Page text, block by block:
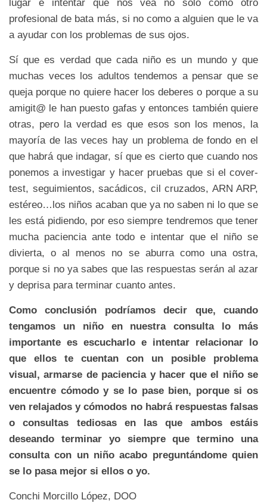
lugar e intentar que nos vea no solo como otro
profesional de bata más, si no como a alguien que le va
a ayudar con los problemas de sus ojos.
Sí que es verdad que cada niño es un mundo y que
muchas veces los adultos tendemos a pensar que se
queja porque no quiere hacer los deberes o porque a su
amigit@ le han puesto gafas y entonces también quiere
otras, pero la verdad es que esos son los menos, la
mayoría de las veces hay un problema de fondo en el
que habrá que indagar, sí que es cierto que cuando nos
ponemos a investigar y hacer pruebas que si el cover-
test, seguimientos, sacádicos, cil cruzados, ARN ARP,
estéreo…los niños acaban que ya no saben ni lo que se
les está pidiendo, por eso siempre tendremos que tener
mucha paciencia ante todo e intentar que el niño se
divierta, o al menos no se aburra como una ostra,
porque si no ya sabes que las respuestas serán al azar
y deprisa para terminar cuanto antes.
Como conclusión podríamos decir que, cuando
tengamos un niño en nuestra consulta lo más
importante es escucharlo e intentar relacionar lo
que ellos te cuentan con un posible problema
visual, armarse de paciencia y hacer que el niño se
encuentre cómodo y se lo pase bien, porque si os
ven relajados y cómodos no habrá respuestas falsas
o consultas tediosas en las que ambos estáis
deseando terminar yo siempre que termino una
consulta con un niño acabo preguntándome quien
se lo pasa mejor si ellos o yo.
Conchi Morcillo López, DOO